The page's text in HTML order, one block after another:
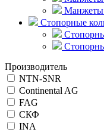
Манжеты
Стопорные
Производитель
NTN-SNR
Continental AG
FAG
СКФ
INA